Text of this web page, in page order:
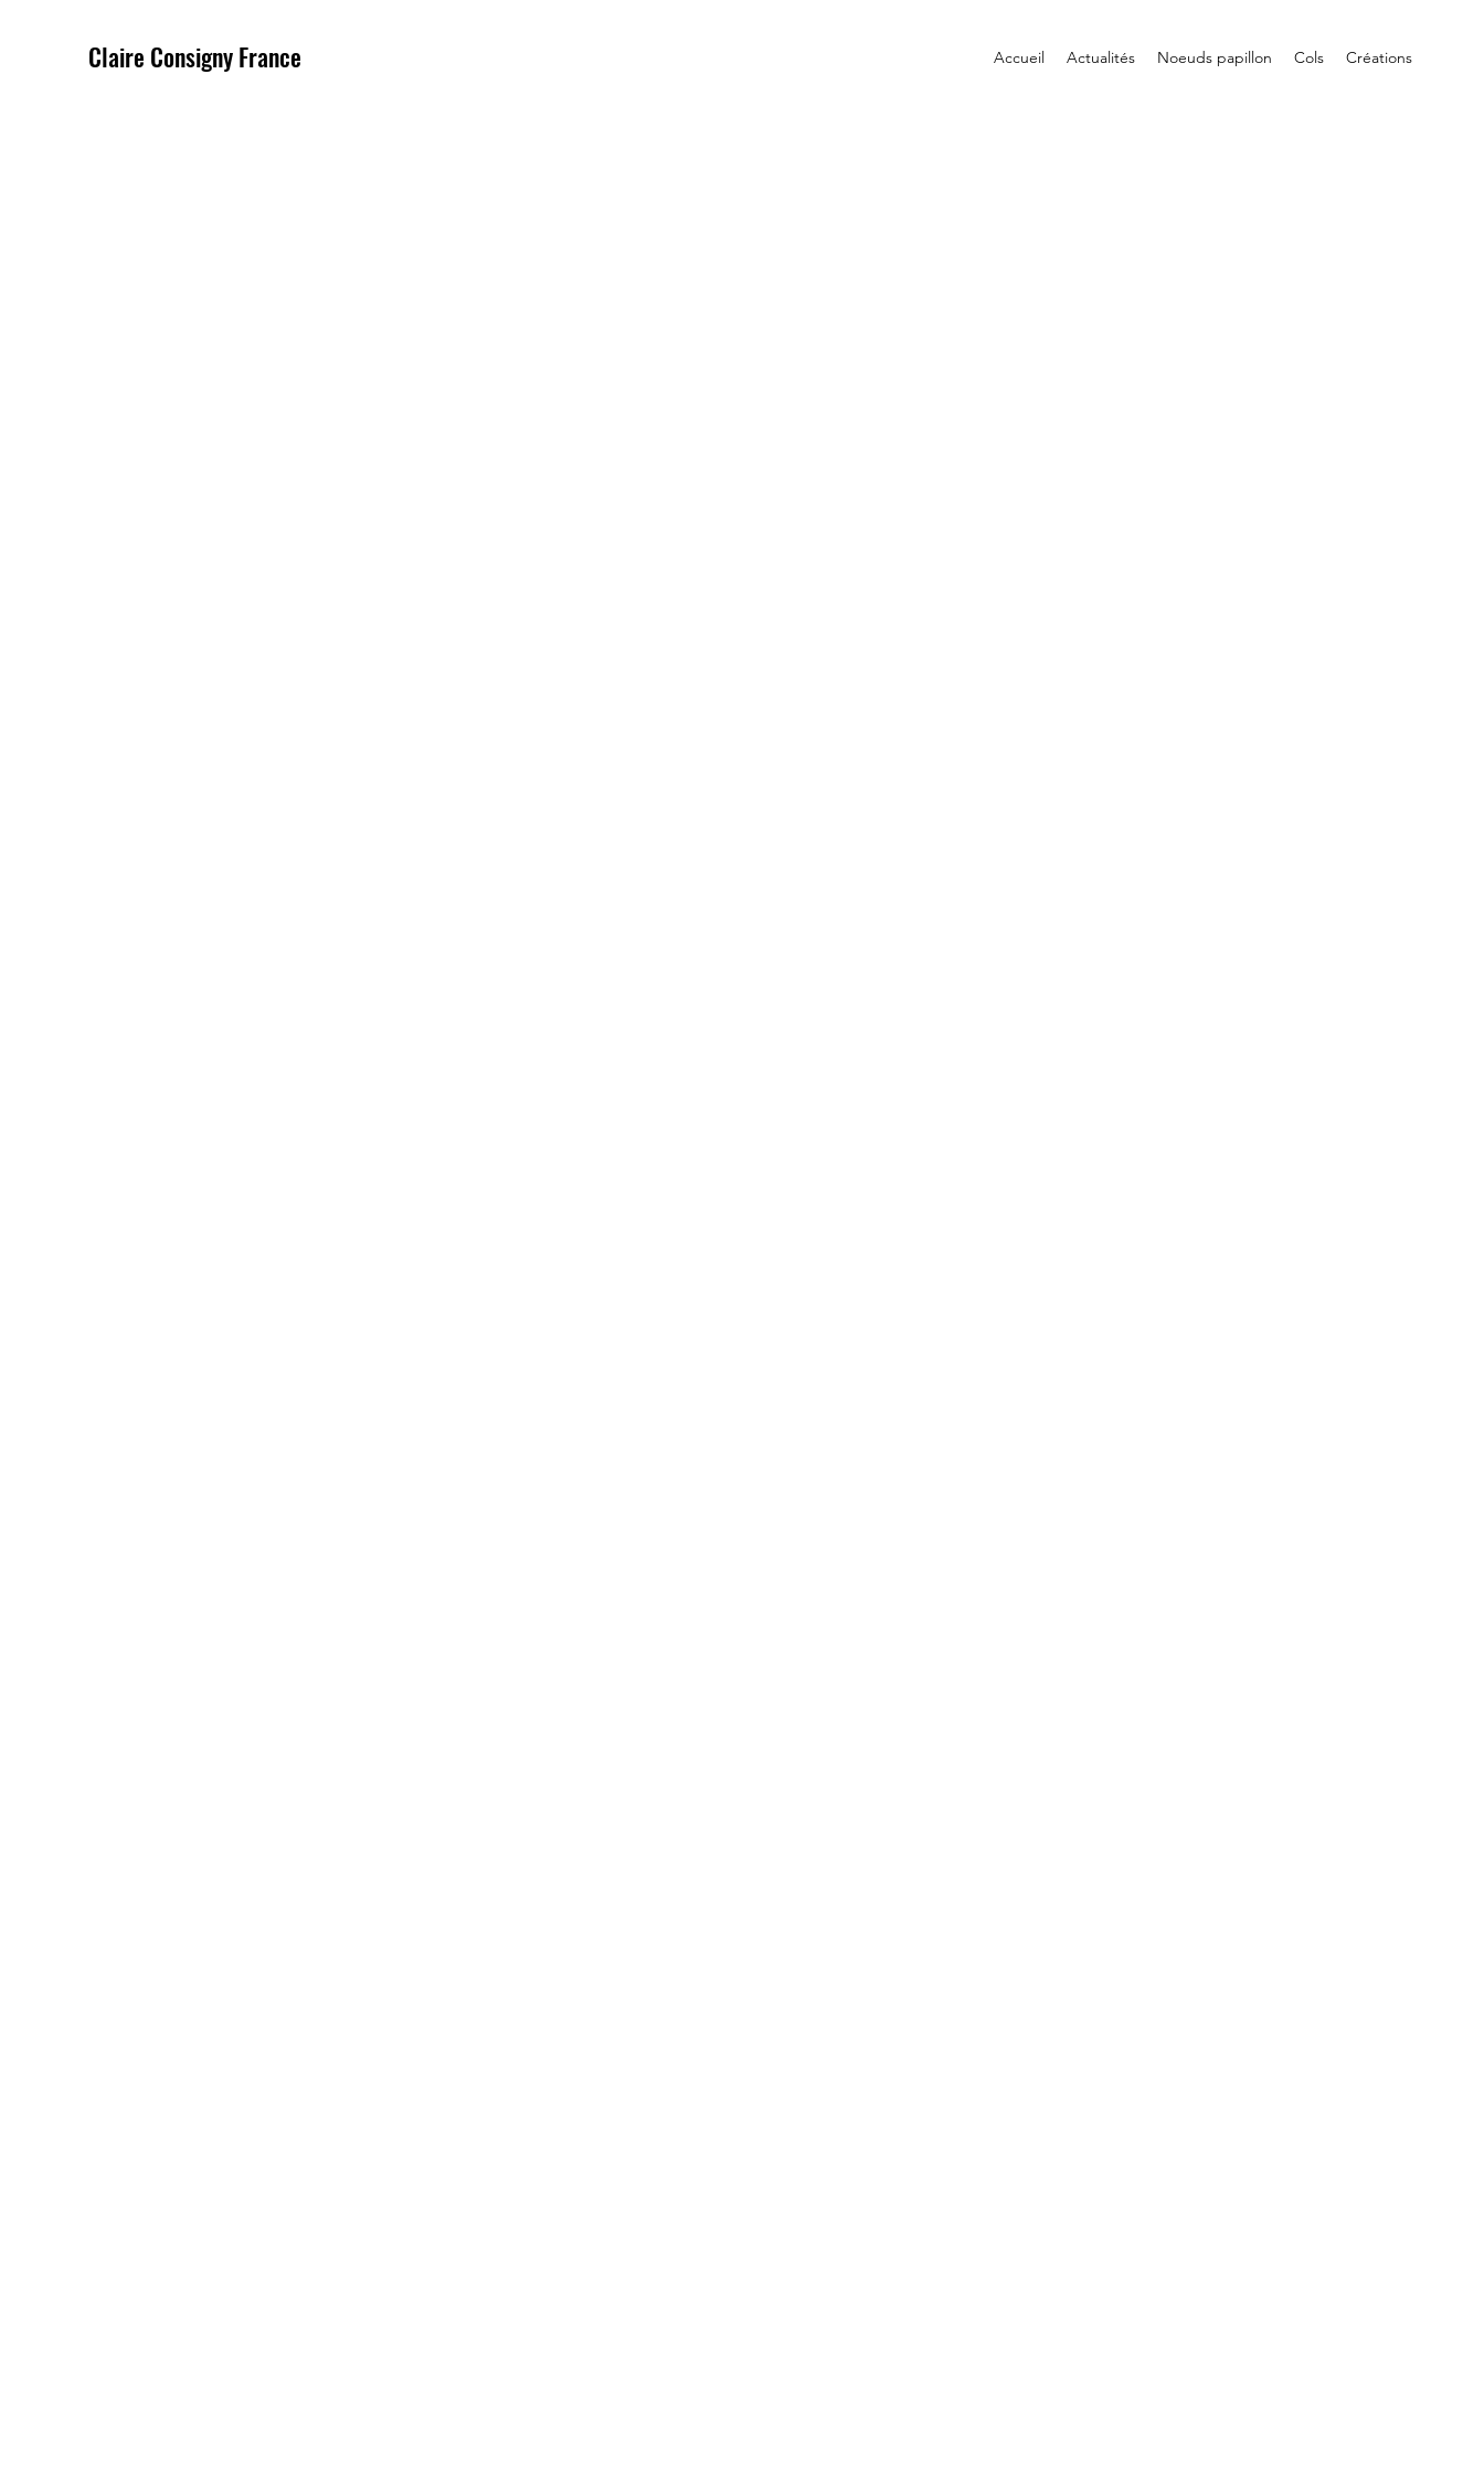
Claire Consigny France Accueil Actualités Noeuds papillon Cols Créations